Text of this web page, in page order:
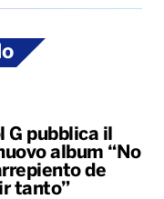
G pubblica il
album “No
de
tanto”